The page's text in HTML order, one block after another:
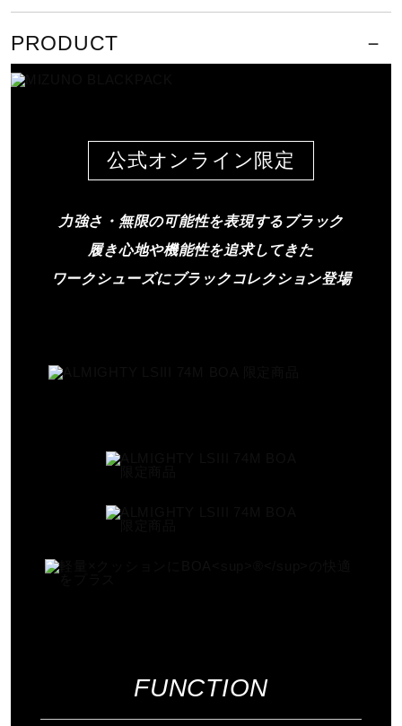
サポート
取扱店一覧
■踵部の衝撃エネルギー吸収性、耐滑性
■硬質樹脂先芯入り
※お客様のお使いのパソコンの環境によって実物と多少
の色の見え方が異なります。
柔らかさと反発性に優れたミッドソ
ール素材
99：ブラック
底材：ゴム底（耐油性）
PRODUCT
公式オンライン限定
力強さ・無限の可能性を表現するブラック
履き心地や機能性を追求してきた
ワークシューズにブラックコレクション登場
FUNCTION